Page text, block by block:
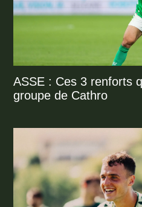
ASSE : Ces 3 renforts
groupe de Cathro